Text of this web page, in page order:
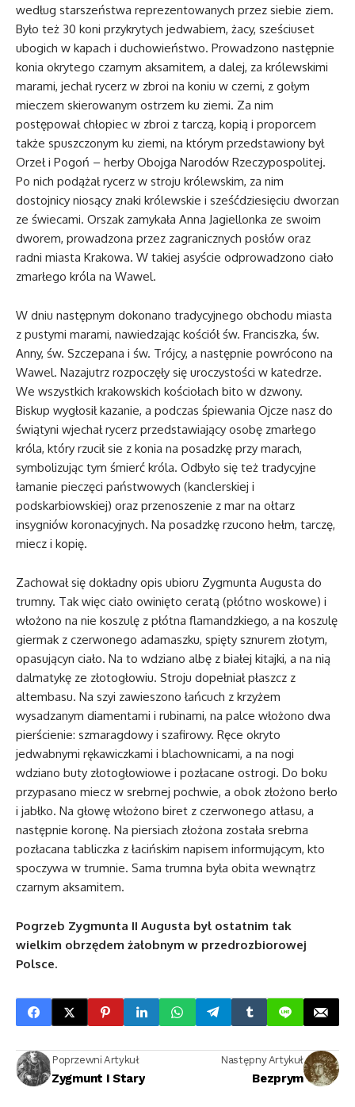
według starszeństwa reprezentowanych przez siebie ziem.
Było też 30 koni przykrytych jedwabiem, żacy, sześciuset
ubogich w kapach i duchowieństwo. Prowadzono następnie
konia okrytego czarnym aksamitem, a dalej, za królewskimi
marami, jechał rycerz w zbroi na koniu w czerni, z gołym
mieczem skierowanym ostrzem ku ziemi. Za nim
postępował chłopiec w zbroi z tarczą, kopią i proporcem
także spuszczonym ku ziemi, na którym przedstawiony był
Orzeł i Pogoń – herby Obojga Narodów Rzeczypospolitej.
Po nich podążał rycerz w stroju królewskim, za nim
dostojnicy niosący znaki królewskie i sześćdziesięciu dworzan
ze świecami. Orszak zamykała Anna Jagiellonka ze swoim
dworem, prowadzona przez zagranicznych posłów oraz
radni miasta Krakowa. W takiej asyście odprowadzono ciało
zmarłego króla na Wawel.
W dniu następnym dokonano tradycyjnego obchodu miasta
z pustymi marami, nawiedzając kościół św. Franciszka, św.
Anny, św. Szczepana i św. Trójcy, a następnie powrócono na
Wawel. Nazajutrz rozpoczęły się uroczystości w katedrze.
We wszystkich krakowskich kościołach bito w dzwony.
Biskup wygłosił kazanie, a podczas śpiewania Ojcze nasz do
świątyni wjechał rycerz przedstawiający osobę zmarłego
króla, który rzucił sie z konia na posadzkę przy marach,
symbolizując tym śmierć króla. Odbyło się też tradycyjne
łamanie pieczęci państwowych (kanclerskiej i
podskarbiowskiej) oraz przenoszenie z mar na ołtarz
insygniów koronacyjnych. Na posadzkę rzucono hełm, tarczę,
miecz i kopię.
Zachował się dokładny opis ubioru Zygmunta Augusta do
trumny. Tak więc ciało owinięto ceratą (płótno woskowe) i
włożono na nie koszulę z płótna flamandzkiego, a na koszulę
giermak z czerwonego adamaszku, spięty sznurem złotym,
opasującyn ciało. Na to wdziano albę z białej kitajki, a na nią
dalmatykę ze złotogłowiu. Stroju dopełniał płaszcz z
altembasu. Na szyi zawieszono łańcuch z krzyżem
wysadzanym diamentami i rubinami, na palce włożono dwa
pierścienie: szmaragdowy i szafirowy. Ręce okryto
jedwabnymi rękawiczkami i blachownicami, a na nogi
wdziano buty złotogłowiowe i pozłacane ostrogi. Do boku
przypasano miecz w srebrnej pochwie, a obok złożono berło
i jabłko. Na głowę włożono biret z czerwonego atłasu, a
następnie koronę. Na piersiach złożona została srebrna
pozłacana tabliczka z łacińskim napisem informującym, kto
spoczywa w trumnie. Sama trumna była obita wewnątrz
czarnym aksamitem.
Pogrzeb Zygmunta II Augusta był ostatnim tak
wielkim obrzędem żałobnym w przedrozbiorowej
Polsce.
Poprzewni Artykuł
Zygmunt I Stary
Następny Artykuł
Bezprym